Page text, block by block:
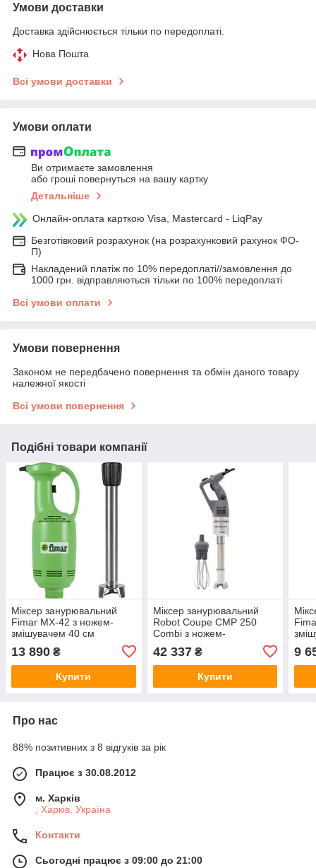
Умови доставки
Доставка здійснюється тільки по передоплаті.
Нова Пошта
Всі умови доставки
Умови оплати
Ви отримаєте замовлення
або гроші повернуться на вашу картку
Детальніше
Онлайн-оплата карткою Visa, Mastercard - LiqPay
Безготівковий розрахунок (на розрахунковий рахунок ФО-
П)
Накладений платіж по 10% передоплаті//замовлення до
1000 грн. відправляються тільки по 100% передоплаті
Всі умови оплати
Умови повернення
Законом не передбачено повернення та обмін даного товару
належної якості
Всі умови повернення
Подібні товари компанії
Міксер занурювальний
Fimar MX-42 з ножем-
змішувачем 40 см
13 890 ₴
Купити
Міксер занурювальний
Robot Coupe CMP 250
Combi з ножем-
вінчиком
42 337₴
Купити
9
Про нас
88% позитивних з 8 відгуків за рік
Працює з 30.08.2012
м. Харків
, Харків, Україна
Контакти
Сьогодні працює з 09:00 до 21:00